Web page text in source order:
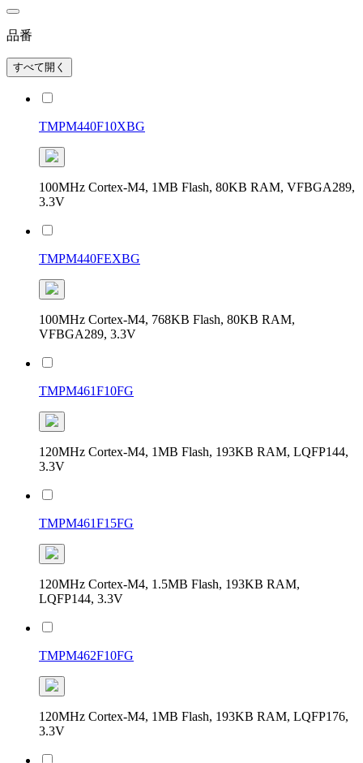
品番
すべて開く
TMPM440F10XBG
100MHz Cortex-M4, 1MB Flash, 80KB RAM, VFBGA289,
3.3V
TMPM440FEXBG
100MHz Cortex-M4, 768KB Flash, 80KB RAM,
VFBGA289, 3.3V
TMPM461F10FG
120MHz Cortex-M4, 1MB Flash, 193KB RAM, LQFP144,
3.3V
TMPM461F15FG
120MHz Cortex-M4, 1.5MB Flash, 193KB RAM,
LQFP144, 3.3V
TMPM462F10FG
120MHz Cortex-M4, 1MB Flash, 193KB RAM, LQFP176,
3.3V